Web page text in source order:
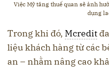
Việc Mỹ tăng thuế quan sẽ ảnh
dụng
Trong khi đó, Mcredit
liệu khách hàng từ các
an – nhằm nâng cao